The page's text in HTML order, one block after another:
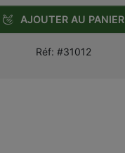
AJOUTER AU PANIER
Réf: #31012